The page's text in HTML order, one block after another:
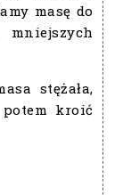
masę do
stężała,
kroić